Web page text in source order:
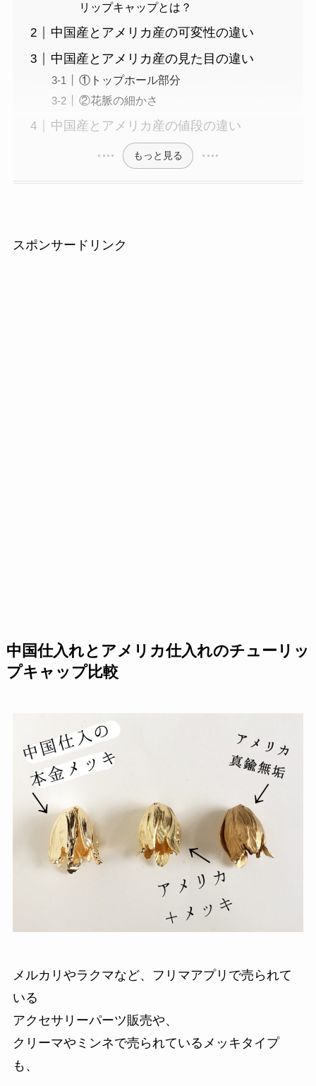
リップキャップとは？
中国産とアメリカ産の可変性の違い
中国産とアメリカ産の見た目の違い
①トップホール部分
②花脈の細かさ
中国産とアメリカ産の値段の違い
もっと見る
スポンサードリンク
中国仕入れとアメリカ仕入れのチューリッ
プキャップ比較
メルカリやラクマなど、フリマアプリで売られて
いる
アクセサリーパーツ販売や、
クリーマやミンネで売られているメッキタイプ
も、